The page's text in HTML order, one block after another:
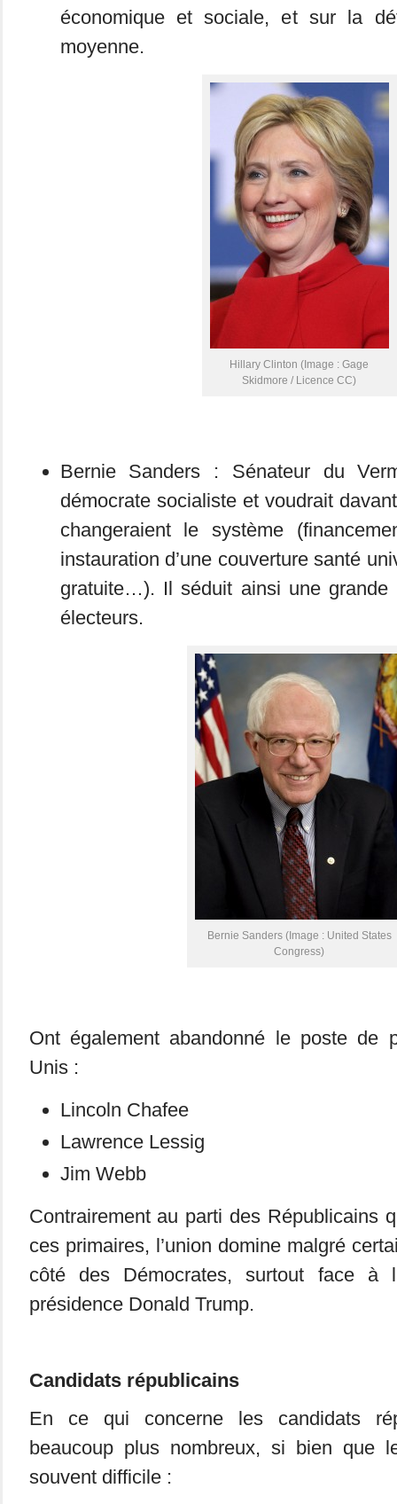
économique et sociale, et sur la
moyenne.
Hillary Clinton (Image : Gage
Skidmore / Licence CC)
Bernie Sanders : Sénateur du
démocrate socialiste et voudrait
changeraient le système
instauration d’une couverture santé
gratuite…). Il séduit ainsi une grande
électeurs.
Bernie Sanders (Image : United States
Congress)
Ont également abandonné le poste de
Unis :
Lincoln Chafee
Lawrence Lessig
Jim Webb
Contrairement au parti des Républicains
ces primaires, l’union domine malgré
côté des Démocrates, surtout face à
présidence Donald Trump.
Candidats républicains
En ce qui concerne les candidats
beaucoup plus nombreux, si bien que
souvent difficile :